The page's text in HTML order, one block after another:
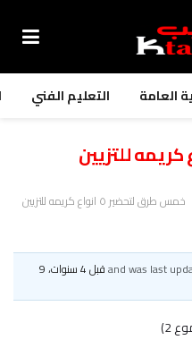
العامة التعليم الفني
خمس طرق لتحضير ٥ انواع كريمه للتزيين
قبل 4 سنوات، 9